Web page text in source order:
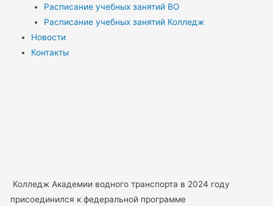
Расписание учебных занятий ВО
Расписание учебных занятий Колледж
Новости
Контакты
Колледж Академии водного транспорта в 2024 году
присоединился к федеральной программе